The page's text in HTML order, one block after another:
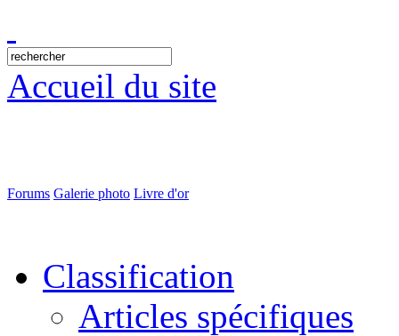
Accueil du site
Forums Galerie photo Livre d'or
Classification
Articles spécifiques